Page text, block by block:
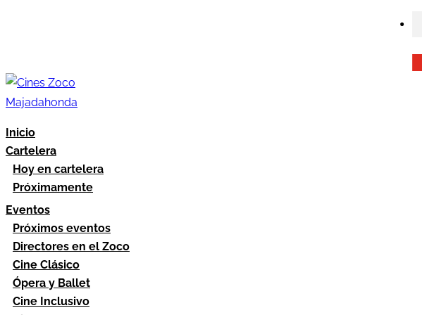
Inicio
Cartelera
Hoy en cartelera
Próximamente
Eventos
Próximos eventos
Directores en el Zoco
Cine Clásico
Ópera y Ballet
Cine Inclusivo